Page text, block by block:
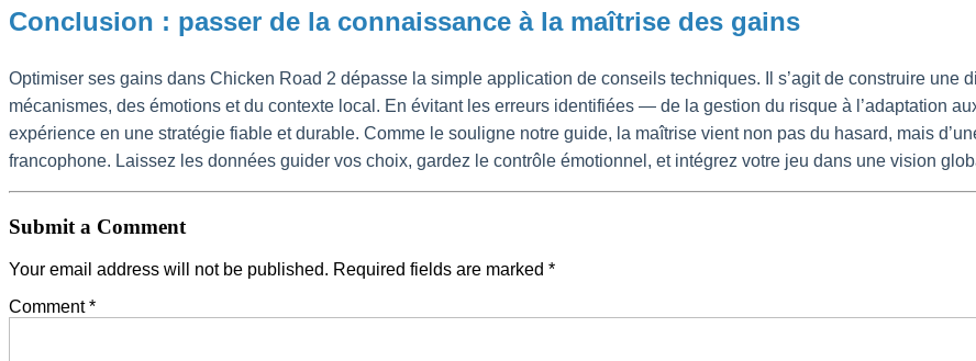
Conclusion : passer de la connaissance à la maîtrise des gains
Optimiser ses gains dans Chicken Road 2 dépasse la simple application de conseils techniques. Il s’agit de construire
mécanismes, des émotions et du contexte local. En évitant les erreurs identifiées — de la gestion du risque à l’adaptation
expérience en une stratégie fiable et durable. Comme le souligne notre guide, la maîtrise vient non pas du hasard, mais
francophone. Laissez les données guider vos choix, gardez le contrôle émotionnel, et intégrez votre jeu dans une vision
Submit a Comment
Your email address will not be published. Required fields are marked *
Comment*